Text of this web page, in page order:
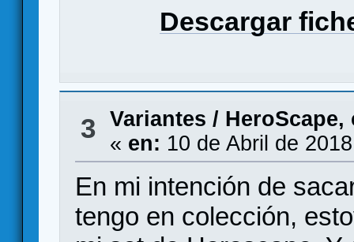
Descargar
3 Variantes /
« en: 10 de Abril de
En mi intención de
tengo en colección,